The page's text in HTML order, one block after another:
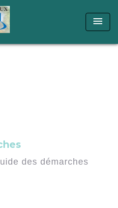
menu
des démarches